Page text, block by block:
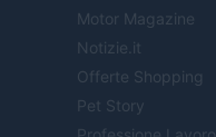
Motor Magazine
Notizie.it
Offerte Shopping
Pet Story